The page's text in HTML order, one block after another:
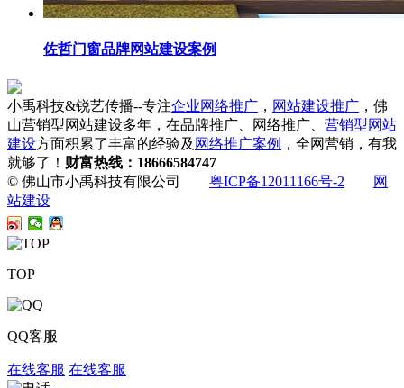
佐哲门窗品牌网站建设案例
小禹科技&锐艺传播--专注企业网络推广 ， 网站建设推广 ，佛
山营销型网站建设多年，在品牌推广、网络推广、 营销型网站
建设方面积累了丰富的经验及 网络推广案例 ，全网营销，有我
就够了！ 财富热线：18666584747
© 佛山市小禹科技有限公司 粤ICP备12011166号-2
网
站建设
TOP
QQ客服
在线客服 在线客服